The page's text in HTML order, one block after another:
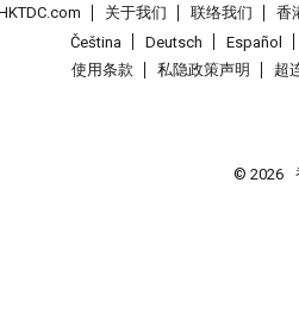
关于我们 联络我们 香
Čeština
Deutsch Español
使用条款
私隐政策声明 超
© 2026